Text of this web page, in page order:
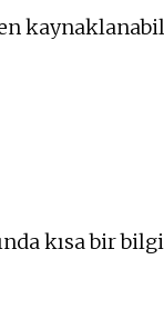
kısa bir bilgi